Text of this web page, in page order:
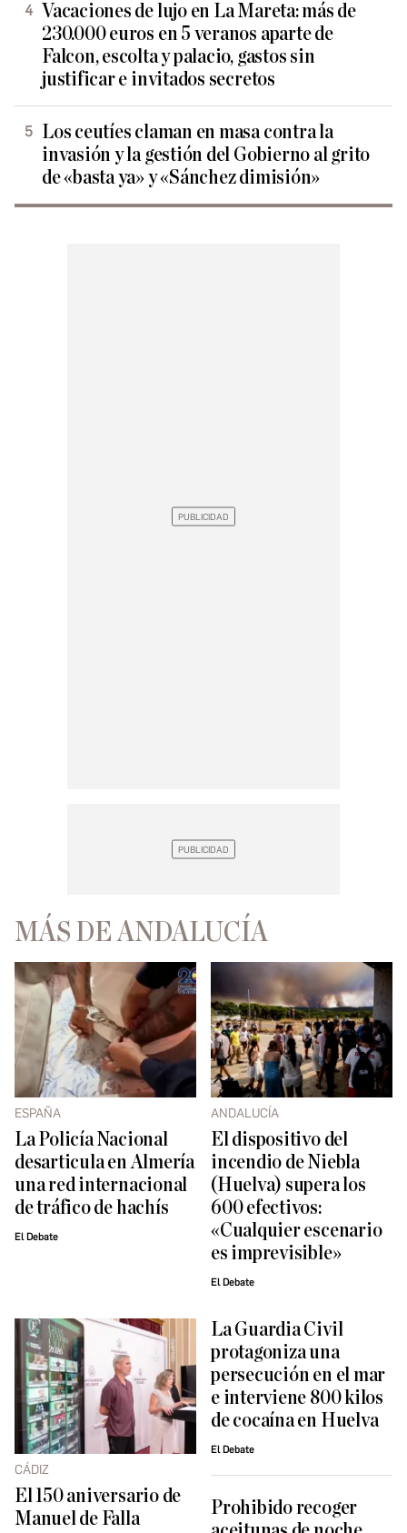
Vacaciones de lujo en La Mareta: más de
230.000 euros en 5 veranos aparte de
Falcon, escolta y palacio, gastos sin
justificar e invitados secretos
Los ceutíes claman en masa contra la
invasión y la gestión del Gobierno al grito
de «basta ya» y «Sánchez dimisión»
MÁS DE ANDALUCÍA
ESPAÑA
La Policía Nacional
desarticula en Almería
una red internacional
de tráfico de hachís
El Debate
ANDALUCÍA
El dispositivo del
incendio de Niebla
(Huelva) supera los
600 efectivos:
«Cualquier escenario
es imprevisible»
El Debate
CÁDIZ
El 150 aniversario de
Manuel de Falla
La Guardia Civil
protagoniza una
persecución en el mar
e interviene 800 kilos
de cocaína en Huelva
El Debate
Prohibido recoger